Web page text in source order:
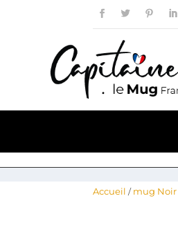
Accueil / mug Noir